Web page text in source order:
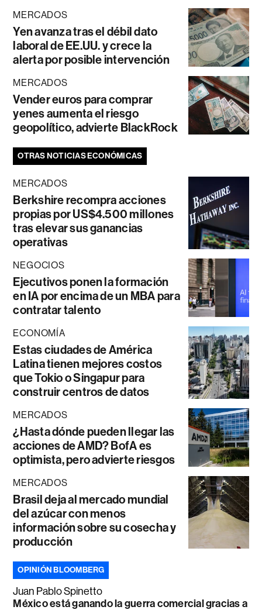
MERCADOS
Yen avanza tras el débil dato
laboral de EE.UU. y crece la
alerta por posible intervención
MERCADOS
Vender euros para comprar
yenes aumenta el riesgo
geopolítico, advierte BlackRock
OTRAS NOTICIAS ECONÓMICAS
MERCADOS
Berkshire recompra acciones
propias por US$4.500 millones
tras elevar sus ganancias
operativas
NEGOCIOS
Ejecutivos ponen la formación
en IA por encima de un MBA para
contratar talento
ECONOMÍA
Estas ciudades de América
Latina tienen mejores costos
que Tokio o Singapur para
construir centros de datos
MERCADOS
¿Hasta dónde pueden llegar las
acciones de AMD? BofA es
optimista, pero advierte riesgos
MERCADOS
Brasil deja al mercado mundial
del azúcar con menos
información sobre su cosecha y
producción
OPINIÓN BLOOMBERG
Juan Pablo Spinetto
México está ganando la guerra comercial gracias a